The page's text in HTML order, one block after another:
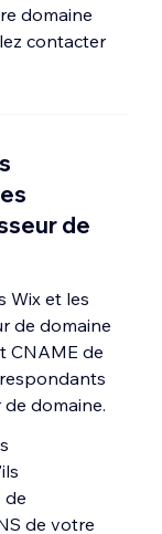
domaine
contacter
de
Wix et les
de domaine
CNAME de
domaine.
de
de votre